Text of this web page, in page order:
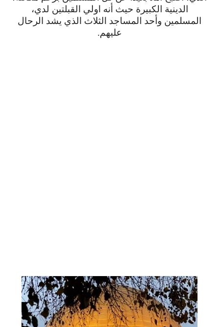
الدينية الكبيرة حيث أنه اولي القبلتين لدي،
المسلمين وأحد المساجد الثلاث الذي يشد الرحال
عليهم.